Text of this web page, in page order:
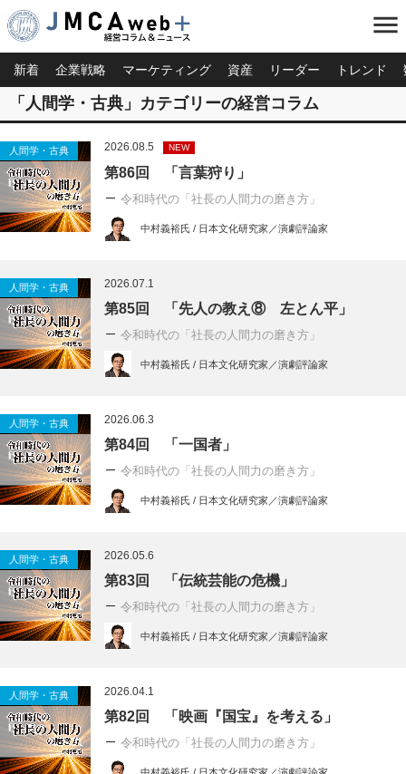
menu
新着 企業戦略 マーケティング 資産 リーダー トレンド
「人間学・古典」カテゴリーの経営コラム
人間学・古典 2026.08.5 NEW
第86回 「言葉狩り」
令和時代の「社長の人間力の磨き方」
中村義裕氏 / 日本文化研究家／演劇評論家
人間学・古典 2026.07.1
第85回 「先人の教え⑧ 左とん平」
令和時代の「社長の人間力の磨き方」
中村義裕氏 / 日本文化研究家／演劇評論家
人間学・古典 2026.06.3
第84回 「一国者」
令和時代の「社長の人間力の磨き方」
中村義裕氏 / 日本文化研究家／演劇評論家
人間学・古典 2026.05.6
第83回 「伝統芸能の危機」
令和時代の「社長の人間力の磨き方」
中村義裕氏 / 日本文化研究家／演劇評論家
人間学・古典 2026.04.1
第82回 「映画『国宝』を考える」
令和時代の「社長の人間力の磨き方」
中村義裕氏 / 日本文化研究家／演劇評論家